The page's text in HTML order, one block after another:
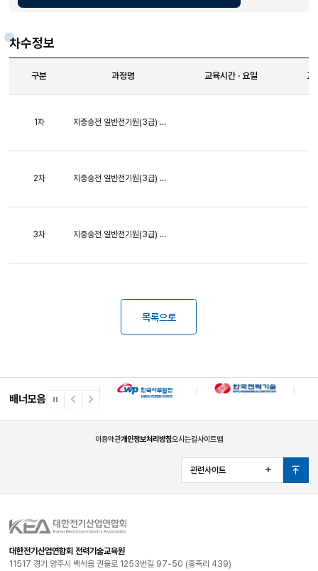
차수정보
구분 과정명 교육시간 · 요일 교
1차 지중송전 일반전기원(3급) 교육
2차 지중송전 일반전기원(3급) 교육
3차 지중송전 일반전기원(3급) 교육
목록으로
배너모음
일
이
다
너이용약관개인정보처리방침오시는길사이트맵
관련사이트
열
기
맨
위
로
대한전기산업연합회 전력기술교육원
11517 경기 양주시 백석읍 권율로 1253번길 97-50 (홍죽리 439)